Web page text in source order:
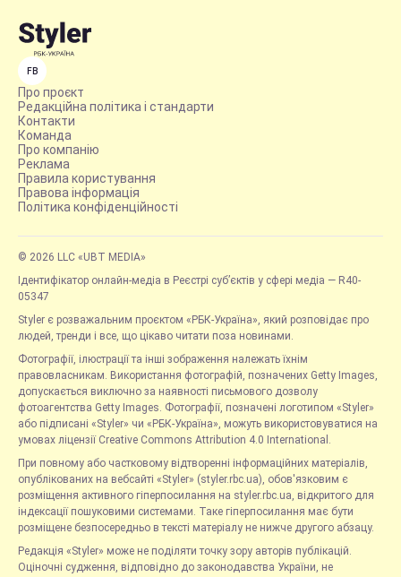
FB
Про проєкт
Редакційна політика і стандарти
Контакти
Команда
Про компанію
Реклама
Правила користування
Правова інформація
Політика конфіденційності
© 2026 LLC «UBT MEDIA»
Ідентифікатор онлайн-медіа в Реєстрі суб’єктів у сфері медіа — R40-
05347
Styler є розважальним проєктом «РБК-Україна», який розповідає про
людей, тренди і все, що цікаво читати поза новинами.
Фотографії, ілюстрації та інші зображення належать їхнім
правовласникам. Використання фотографій, позначених Getty Images,
допускається виключно за наявності письмового дозволу
фотоагентства Getty Images. Фотографії, позначені логотипом «Styler»
або підписані «Styler» чи «РБК-Україна», можуть використовуватися на
умовах ліцензії Creative Commons Attribution 4.0 International.
При повному або частковому відтворенні інформаційних матеріалів,
опублікованих на вебсайті «Styler» (styler.rbc.ua), обов'язковим є
розміщення активного гіперпосилання на styler.rbc.ua, відкритого для
індексації пошуковими системами. Таке гіперпосилання має бути
розміщене безпосередньо в тексті матеріалу не нижче другого абзацу.
Редакція «Styler» може не поділяти точку зору авторів публікацій.
Оціночні судження, відповідно до законодавства України, не